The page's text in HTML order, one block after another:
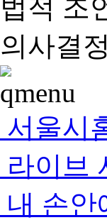
서울시
라이브
내 손안